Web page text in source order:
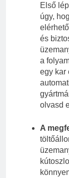
Első
úgy,
és
a
egy kar
olvasd
A